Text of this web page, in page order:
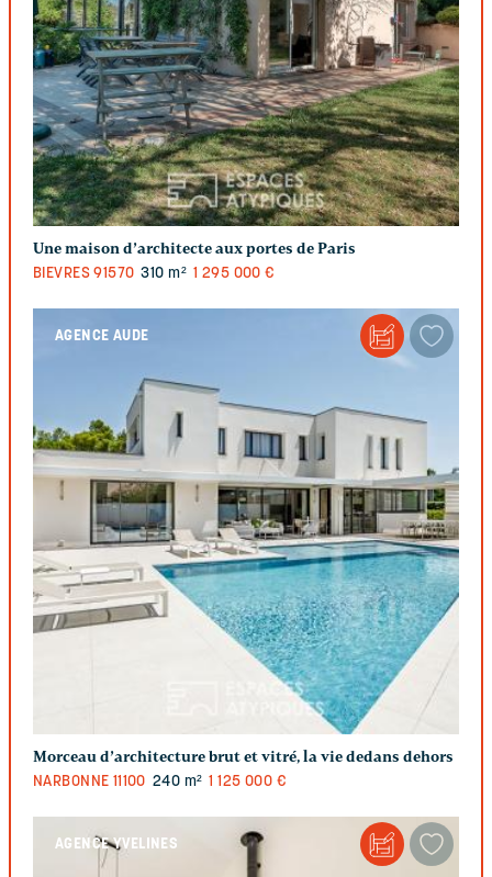
Une maison d’architecte aux portes de Paris
BIEVRES 91570 310 m² 1 295 000 €
AGENCE AUDE
Morceau d’architecture brut et vitré, la vie dedans dehors
NARBONNE 11100 240 m² 1 125 000 €
AGENCE YVELINES